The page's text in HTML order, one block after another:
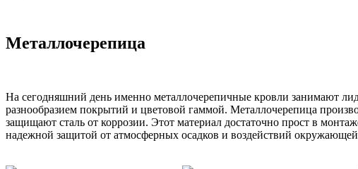
Металлочерепица
На сегодняшний день именно металлочерепичные кровли занимают
разнообразием покрытий и цветовой гаммой. Металлочерепица
защищают сталь от коррозии. Этот материал достаточно прост в
надежной защитой от атмосферных осадков и воздействий